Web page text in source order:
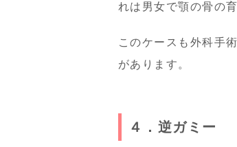
れは男女で顎の骨の
このケースも外科手
があります。
４．逆ガミー